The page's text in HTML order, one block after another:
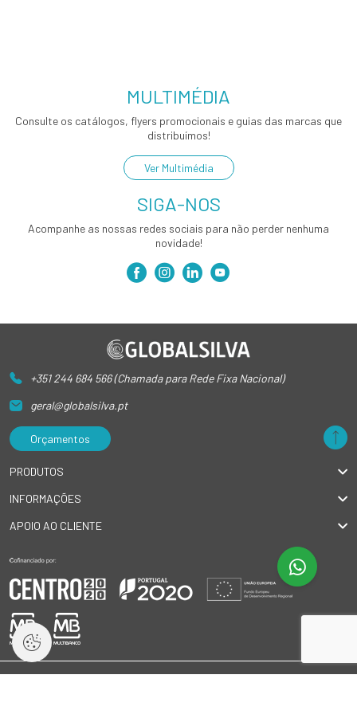
MULTIMÉDIA
Consulte os catálogos, flyers promocionais e guias das marcas que
distribuímos!
Ver Multimédia
SIGA-NOS
Acompanhe as nossas redes sociais para não perder nenhuma
novidade!
+351 244 684 566 (Chamada para Rede Fixa Nacional)
geral@globalsilva.pt
Orçamentos
PRODUTOS
INFORMAÇÕES
APOIO AO CLIENTE